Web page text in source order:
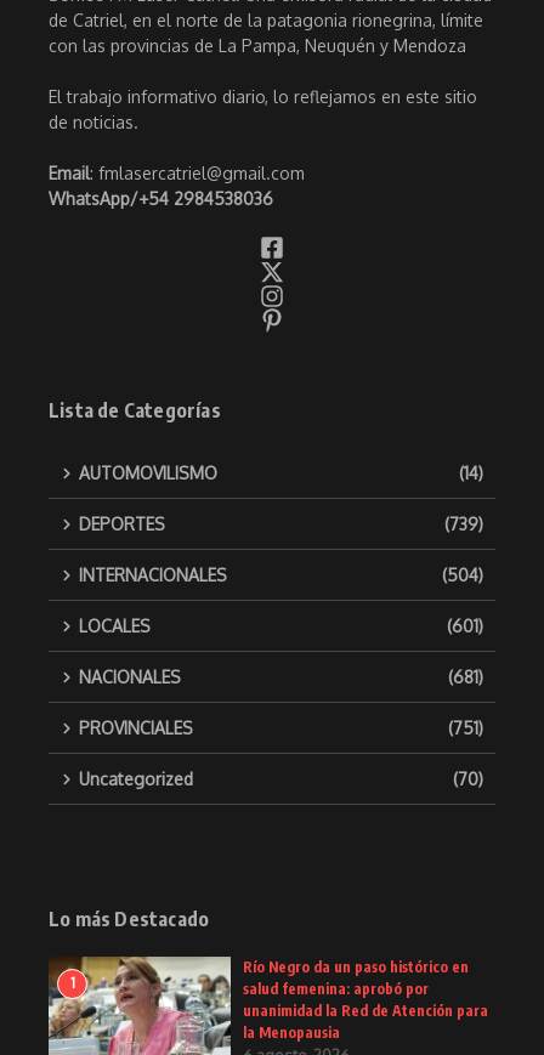
de Catriel, en el norte de la patagonia rionegrina, límite
con las provincias de La Pampa, Neuquén y Mendoza
El trabajo informativo diario, lo reflejamos en este sitio
de noticias.
Email: fmlasercatriel@gmail.com
WhatsApp/+54 2984538036
Lista de Categorías
AUTOMOVILISMO (14)
DEPORTES (739)
INTERNACIONALES (504)
LOCALES (601)
NACIONALES (681)
PROVINCIALES (751)
Uncategorized (70)
Lo más Destacado
1
Río Negro da un paso histórico en
salud femenina: aprobó por
unanimidad la Red de Atención para
la Menopausia